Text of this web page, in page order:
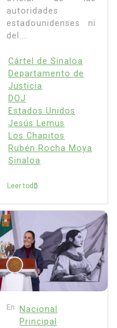
autoridades
estadounidenses ni
del...
Cártel de Sinaloa
Departamento de
Justicia
DOJ
Estados Unidos
Jesús Lemus
Los Chapitos
Rubén Rocha Moya
Sinaloa
Leer todo
En
Nacional
Principal